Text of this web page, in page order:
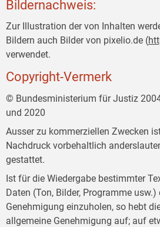
Bildernachweis:
Zur Illustration der von Inhalten
Bildern auch Bilder von pixelio.de (
verwendet.
Copyright-Vermerk
© Bundesministerium für Justiz
und 2020
Ausser zu kommerziellen Zwecken
Nachdruck vorbehaltlich
gestattet.
Ist für die Wiedergabe bestimmter
Daten (Ton, Bilder, Programme usw.)
Genehmigung einzuholen, so hebt
allgemeine Genehmigung auf; auf